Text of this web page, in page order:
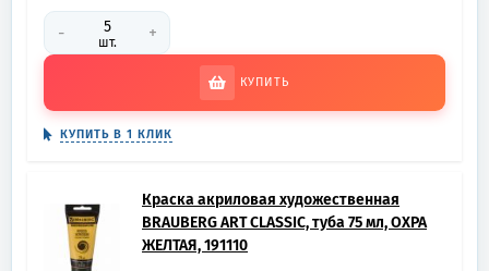
- шт. +
КУПИТЬ
КУПИТЬ В 1 КЛИК
Краска акриловая художественная
BRAUBERG ART CLASSIC, туба 75 мл, ОХРА
ЖЕЛТАЯ, 191110